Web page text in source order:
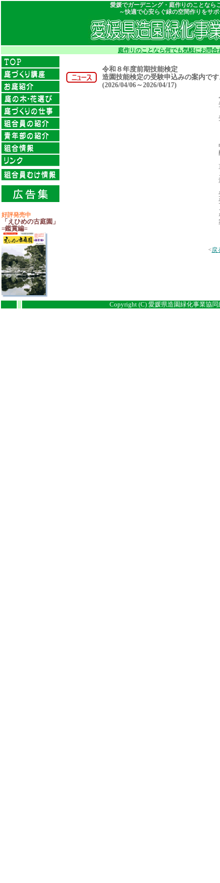
愛媛でガーデニング・庭作りのことなら
～快適で心安らぐ緑の空間作りをサ
庭作りのことなら何でも気軽にお問
好評発売中
「えひめの古庭園」
=鑑賞編=
令和８年度前期技能検定
造園技能検定の受験申込みの案内で
(2026/04/06～2026/04/17)
<戻
Copyright (C) 愛媛県造園緑化事業協同